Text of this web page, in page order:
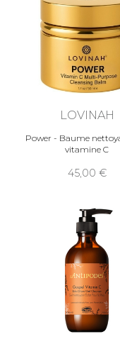
LOVINAH
Power - Baume
vitamine C
45,00